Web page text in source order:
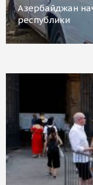
Азербайджан
республики